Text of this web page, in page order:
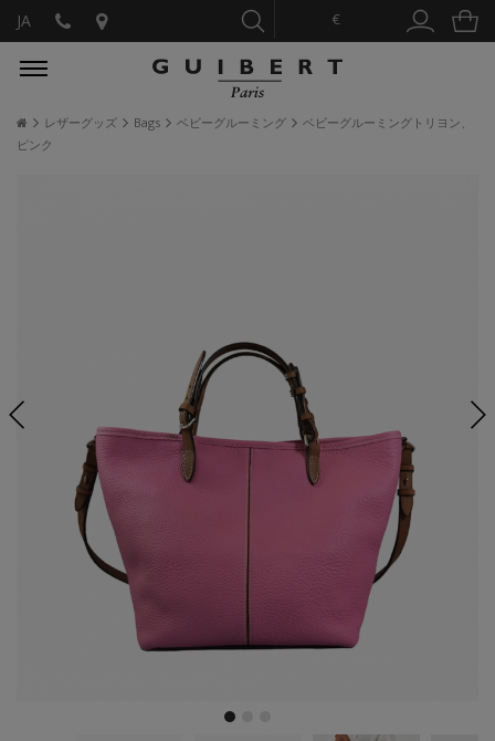
€
JA
レザーグッズ Bags ベビーグルーミング
ベビーグルーミングトリヨン、
ピンク